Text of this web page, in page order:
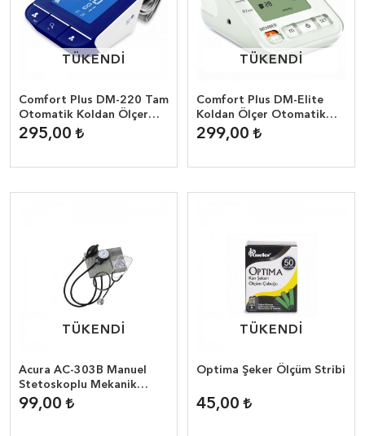
TÜKENDİ
TÜKENDİ
Comfort Plus DM-220 Tam
Otomatik Koldan Ölçer
Tansiyon Aleti
295,00
TÜKENDİ
TÜKENDİ
Comfort Plus DM-Elite
Koldan Ölçer Otomatik
Tansiyon Aleti (Adaptör
Hediyeli)
299,00
TÜKENDİ
TÜKENDİ
Acura AC-303B Manuel
Stetoskoplu Mekanik
Koldan Ölçer Tansiyon
Aleti
99,00
TÜKENDİ
TÜKENDİ
Optima Şeker Ölçüm Stribi
45,00